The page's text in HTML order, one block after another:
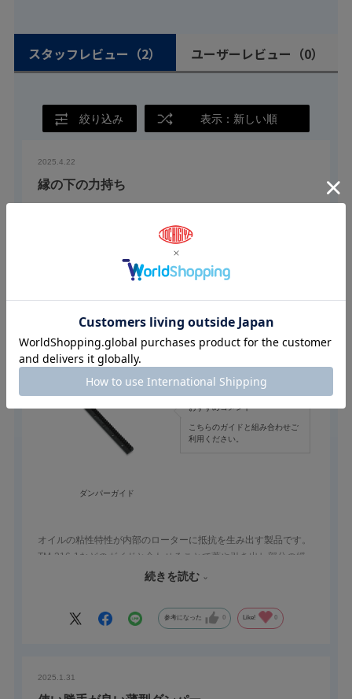
スタッフレビュー （2） ユーザーレビュー （0）
絞り込み 表示：新しい順
2025.4.22
縁の下の力持ち
栃木屋スタッフ
スタッフがおすすめする合わせ買い
ダンパーガイド
おすすめコメント
こちらのガイドと組み合わせご
利用ください。
オイルの粘性特性が内部のローターに抵抗を生み出す製品です。
TM-216-1などのガイドと合わせることで蓋や引き出し部分の緩
衝材として利用でき、ケガなどの防止につながります。
続きを読む
参考になった 0 Like! 0
2025.1.31